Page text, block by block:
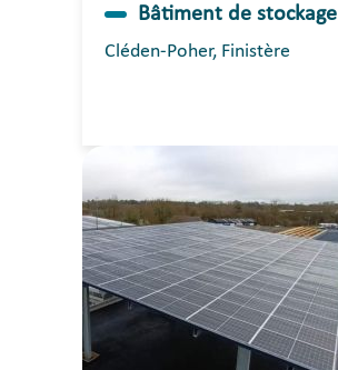
Bâtiment de stockage
Cléden-Poher, Finistère